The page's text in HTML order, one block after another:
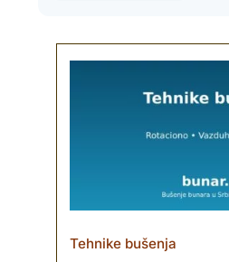
Tehnike bušenja